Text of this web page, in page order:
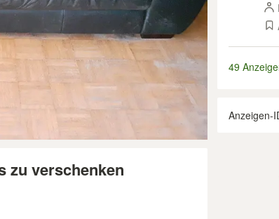
zu verschenken
49
Anzeigen-